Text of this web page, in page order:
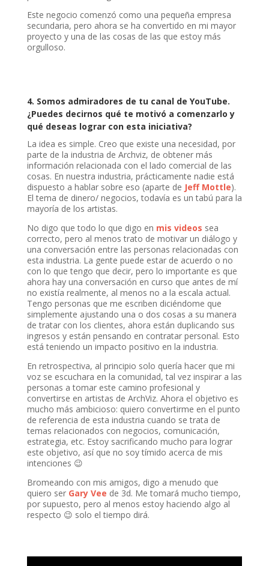
Este negocio comenzó como una pequeña empresa
secundaria, pero ahora se ha convertido en mi mayor
proyecto y una de las cosas de las que estoy más
orgulloso.
4. Somos admiradores de tu canal de YouTube.
¿Puedes decirnos qué te motivó a comenzarlo y
qué deseas lograr con esta iniciativa?
La idea es simple. Creo que existe una necesidad, por
parte de la industria de Archviz, de obtener más
información relacionada con el lado comercial de las
cosas. En nuestra industria, prácticamente nadie está
dispuesto a hablar sobre eso (aparte de Jeff Mottle).
El tema de dinero/ negocios, todavía es un tabú para la
mayoría de los artistas.
No digo que todo lo que digo en mis videos sea
correcto, pero al menos trato de motivar un diálogo y
una conversación entre las personas relacionadas con
esta industria. La gente puede estar de acuerdo o no
con lo que tengo que decir, pero lo importante es que
ahora hay una conversación en curso que antes de mí
no existía realmente, al menos no a la escala actual.
Tengo personas que me escriben diciéndome que
simplemente ajustando una o dos cosas a su manera
de tratar con los clientes, ahora están duplicando sus
ingresos y están pensando en contratar personal. Esto
está teniendo un impacto positivo en la industria.
En retrospectiva, al principio solo quería hacer que mi
voz se escuchara en la comunidad, tal vez inspirar a las
personas a tomar este camino profesional y
convertirse en artistas de ArchViz. Ahora el objetivo es
mucho más ambicioso: quiero convertirme en el punto
de referencia de esta industria cuando se trata de
temas relacionados con negocios, comunicación,
estrategia, etc. Estoy sacrificando mucho para lograr
este objetivo, así que no soy tímido acerca de mis
intenciones 😉
Bromeando con mis amigos, digo a menudo que
quiero ser Gary Vee de 3d. Me tomará mucho tiempo,
por supuesto, pero al menos estoy haciendo algo al
respecto 😉 solo el tiempo dirá.